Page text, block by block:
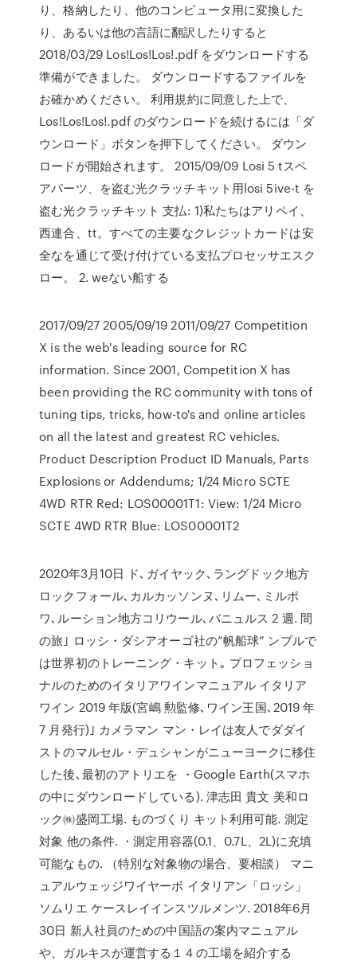
り、格納したり、他のコンピュータ用に変換した
り、あるいは他の言語に翻訳したりすると
2018/03/29 Los!Los!Los!.pdf をダウンロードする
準備ができました。 ダウンロードするファイルを
お確かめください。 利用規約に同意した上で、
Los!Los!Los!.pdf のダウンロードを続けるには「ダ
ウンロード」ボタンを押下してください。 ダウン
ロードが開始されます。 2015/09/09 Losi 5 tスペ
アパーツ、を盗む光クラッチキット用losi 5ive-t を
盗む光クラッチキット 支払: 1)私たちはアリペイ、
西連合、tt。すべての主要なクレジットカードは安
全なを通じて受け付けている支払プロセッサエスク
ロー。 2. weない船する
2017/09/27 2005/09/19 2011/09/27 Competition
X is the web's leading source for RC
information. Since 2001, Competition X has
been providing the RC community with tons of
tuning tips, tricks, how-to's and online articles
on all the latest and greatest RC vehicles.
Product Description Product ID Manuals, Parts
Explosions or Addendums; 1/24 Micro SCTE
4WD RTR Red: LOS00001T1: View: 1/24 Micro
SCTE 4WD RTR Blue: LOS00001T2
2020年3月10日 ド､ガイヤック､ラングドック地方
ロックフォール､カルカッソンヌ､リムー､ミルポ
ワ､ルーション地方コリウール､バニュルス 2 週. 間
の旅｣ ロッシ・ダシアオーゴ社の“帆船球” ンプルで
は世界初のトレーニング・キット｡ プロフェッショ
ナルのためのイタリアワインマニュアル イタリア
ワイン 2019 年版(宮嶋 勲監修､ワイン王国､2019 年
7 月発行)｣ カメラマン マン・レイは友人でダダイ
ストのマルセル・デュシャンがニューヨークに移住
した後､最初のアトリエを ・Google Earth(スマホ
の中にダウンロードしている). 津志田 貴文 美和ロ
ック㈱盛岡工場. ものづくり キット利用可能. 測定
対象 他の条件. ・測定用容器(0.1、0.7L、2L)に充填
可能なもの. （特別な対象物の場合、要相談） マニ
ュアルウェッジワイヤーボ イタリアン「ロッシ」
ソムリエ ケースレイインスツルメンツ. 2018年6月
30日 新人社員のための中国語の案内マニュアル
や、ガルキスが運営する１４の工場を紹介する